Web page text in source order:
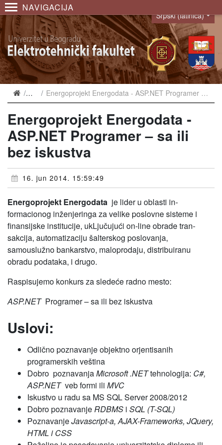
NAVIGACIJA
Language
Srpski (latinica)
Vesti Energoprojekt Energodata - ASP.NET Programer – sa ili bez iskustva
Energoprojekt Energodata -
ASP.NET Programer – sa ili
bez iskustva
16. jun 2014. 15:59:49
Energoprojekt Energodata je lider u oblasti in­
formacionog inženjeringa za velike poslovne sisteme i
finansijske insti­tucije, ukLjučujući on-line obrade tran­
sakcija, automatizaciju šalterskog poslovanja,
samouslužno bankarstvo, maloprodaju, distribuiranu
obradu podataka, i drugo.
Raspisujemo konkurs za sledeće radno mesto:
ASP.NETProgramer – sa ili bez iskustva
Uslovi:
Odlično poznavanje objektno orjentisanih
programerskih veština
Dobro poznavanjaMicrosoft .NETtehnologija: C#,
ASP.NETveb formi ili MVC
Iskustvo u radu sa MS SQL Server 2008/2012
Dobro poznavanjeRDBMS i SQL (T-SQL)
PoznavanjeJavascript-a, AJAX-Frameworks, JQuery,
HTML i CSS